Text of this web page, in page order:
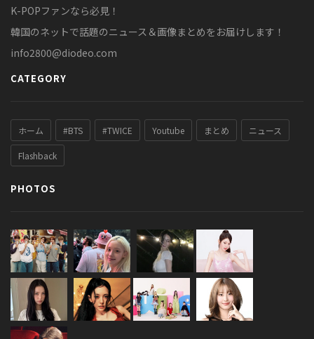
K-POPファンなら必見！
韓国のネットで話題のニュース＆画像まとめをお届けします！
info2800@diodeo.com
CATEGORY
ホーム #BTS #TWICE Youtube まとめ ニュース
Flashback
PHOTOS